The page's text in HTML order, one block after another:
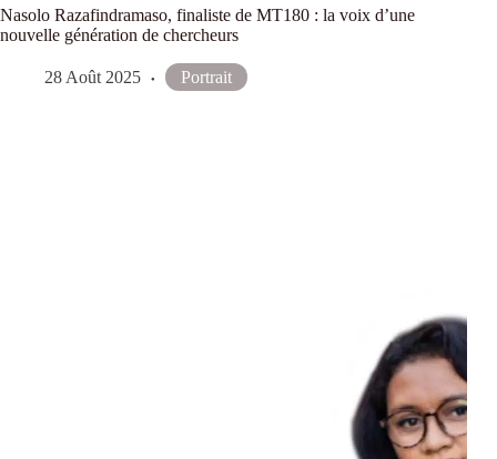
Nasolo Razafindramaso, finaliste de MT180 : la voix d’une
nouvelle génération de chercheurs
28 Août 2025 Portrait